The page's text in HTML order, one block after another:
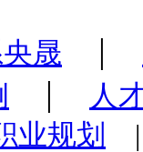
晟 |
|
人
业规划